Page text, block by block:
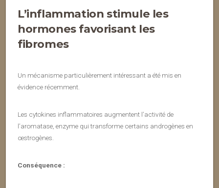
L’inflammation stimule les
hormones favorisant les
fibromes
Un mécanisme particulièrement intéressant a été mis en
évidence récemment.
Les cytokines inflammatoires augmentent l’activité de
l’aromatase, enzyme qui transforme certains androgènes en
œstrogènes.
Conséquence :